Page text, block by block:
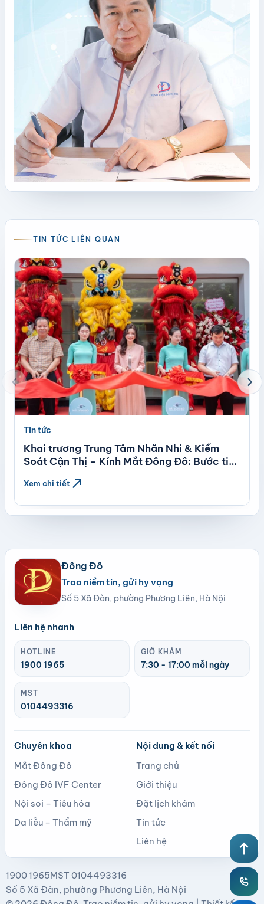
TIN TỨC LIÊN QUAN
Tin tức
Khai trương Trung Tâm Nhãn Nhi & Kiểm
Soát Cận Thị – Kính Mắt Đông Đô: Bước tiến
chuẩn quốc tế
Xem chi tiết north_east
chevron_left chevron_right
Đông Đô
Trao niềm tin, gửi hy vọng
Số 5 Xã Đàn, phường Phương Liên, Hà Nội
Liên hệ nhanh
HOTLINE
1900 1965
GIỜ KHÁM
7:30 - 17:00 mỗi ngày
MST
0104493316
Chuyên khoa
Mắt Đông Đô
Đông Đô IVF Center
Nội soi – Tiêu hóa
Da liễu – Thẩm mỹ
Nội dung & kết nối
Trang chủ
Giới thiệu
Đặt lịch khám
Tin tức
Liên hệ
1900 1965MST 0104493316
Số 5 Xã Đàn, phường Phương Liên, Hà Nội
north